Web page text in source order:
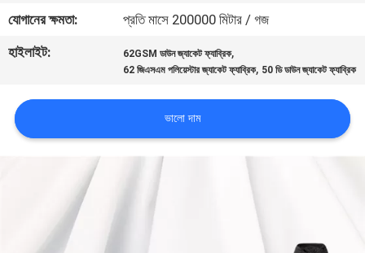
কেস
COMPANY
NEWS
যোগানের ক্ষমতা:
প্রতি মাসে 200000 মিটার / গজ
হাইলাইট:
62GSM ডাউন জ্যাকেট ফ্যাব্রিক,
62 জিএসএম পলিয়েস্টার জ্যাকেট ফ্যাব্রিক, 50 ডি ডাউন জ্যাকেট ফ্যাব্রিক
ভালো দাম